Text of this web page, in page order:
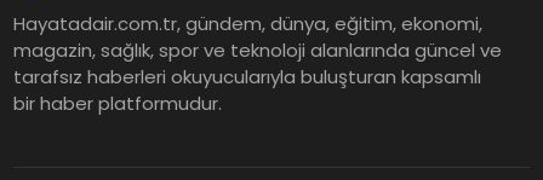
Hayatadair.com.tr, gündem, dünya, eğitim, ekonomi,
magazin, sağlık, spor ve teknoloji alanlarında güncel ve
tarafsız haberleri okuyucularıyla buluşturan kapsamlı
bir haber platformudur.